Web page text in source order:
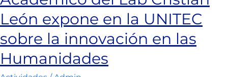
mil
cuecas
reveló
los
temas
León expone en la UNITEC
sobre la innovación en las
Humanidades